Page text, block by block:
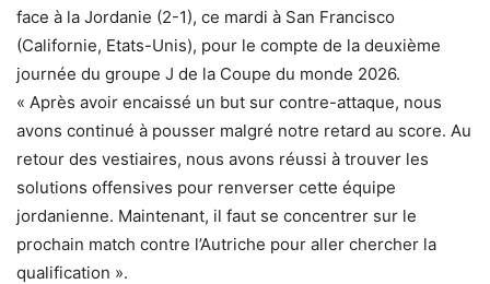
face à la Jordanie (2-1), ce mardi à San Francisco
(Californie, Etats-Unis), pour le compte de la deuxième
journée du groupe J de la Coupe du monde 2026.
« Après avoir encaissé un but sur contre-attaque, nous
avons continué à pousser malgré notre retard au score. Au
retour des vestiaires, nous avons réussi à trouver les
solutions offensives pour renverser cette équipe
jordanienne. Maintenant, il faut se concentrer sur le
prochain match contre l’Autriche pour aller chercher la
qualification ».